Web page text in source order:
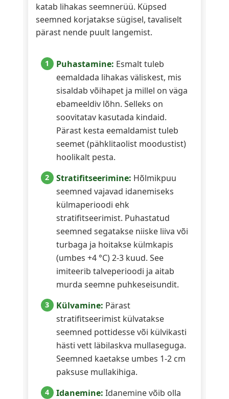
katab lihakas seemnerüü. Küpsed
seemned korjatakse sügisel, tavaliselt
pärast nende puult langemist.
Puhastamine: Esmalt tuleb
eemaldada lihakas väliskest, mis
sisaldab võihapet ja millel on väga
ebameeldiv lõhn. Selleks on
soovitatav kasutada kindaid.
Pärast kesta eemaldamist tuleb
seemet (pähklitaolist moodustist)
hoolikalt pesta.
Stratifitseerimine: Hõlmikpuu
seemned vajavad idanemiseks
külmaperioodi ehk
stratifitseerimist. Puhastatud
seemned segatakse niiske liiva või
turbaga ja hoitakse külmkapis
(umbes +4 °C) 2-3 kuud. See
imiteerib talveperioodi ja aitab
murda seemne puhkeseisundit.
Külvamine: Pärast
stratifitseerimist külvatakse
seemned pottidesse või külvikasti
hästi vett läbilaskva mullaseguga.
Seemned kaetakse umbes 1-2 cm
paksuse mullakihiga.
Idanemine: Idanemine võib olla